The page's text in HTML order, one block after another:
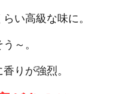
い高級な味に。
～。
りが強烈。